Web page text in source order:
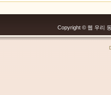
Copyright © 웹 우리